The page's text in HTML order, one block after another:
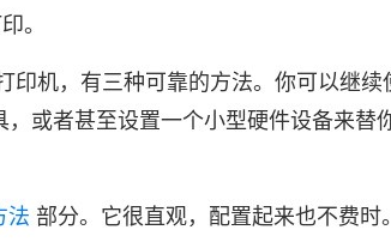
。
机，有三种可靠的方法。你可以继续
或者甚至设置一个小型硬件设备来替
法 部分。它很直观，配置起来也不费时。